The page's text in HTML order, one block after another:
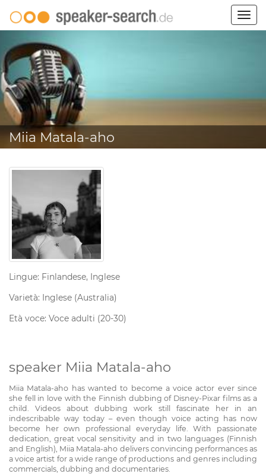
Miia Matala-aho
Lingue: Finlandese, Inglese
Varietà: Inglese (Australia)
Età voce: Voce adulti (20-30)
speaker Miia Matala-aho
Miia Matala-aho has wanted to become a voice actor ever since
she fell in love with the Finnish dubbing of Disney-Pixar films as a
child. Videos about dubbing work still fascinate her in an
indescribable way today – even though voice acting has now
become her own professional everyday life. With passionate
dedication, great vocal sensitivity and in two languages (Finnish
and English), Miia Matala-aho delivers convincing performances as
a voice artist for a wide range of productions and genres including
commercials, dubbing and documentaries.